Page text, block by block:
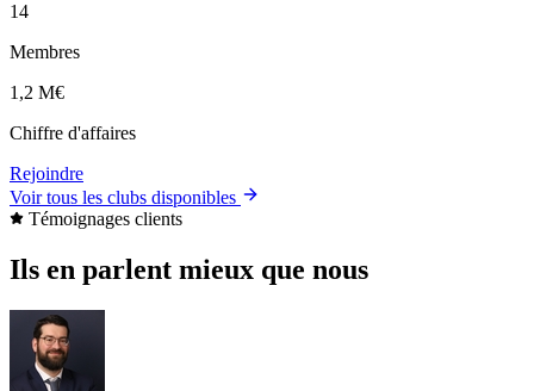
14
Membres
1,2 M€
Chiffre d'affaires
Rejoindre
Voir tous les clubs disponibles
Témoignages clients
Ils en parlent mieux que nous